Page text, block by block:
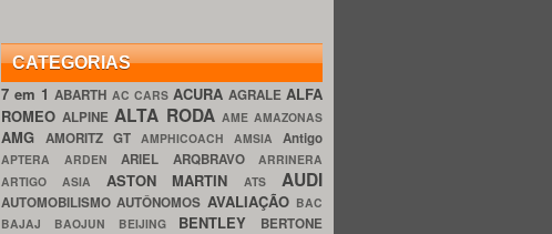
CATEGORIAS
7 em 1ABARTH AC CARS ACURA AGRALE ALFA
ROMEOALPINEALTA RODA AME AMAZONAS
AMG AMORITZ GT AMPHICOACH AMSIA Antigo
APTERA ARDEN ARIEL ARQBRAVO ARRINERA
ARTIGO ASIA ASTON MARTINATS AUDI
AUTOMOBILISMOAUTÔNOMOS AVALIAÇÃO BAC
BAJAJ BAOJUN BEIJING BENTLEY BERTONE